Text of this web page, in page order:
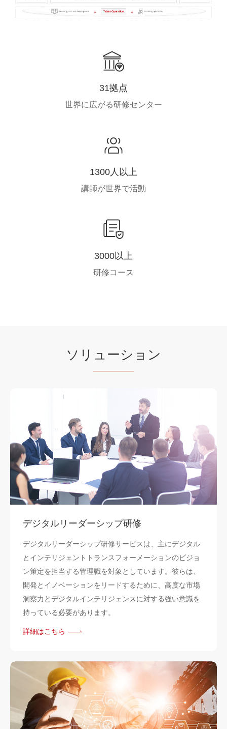
31拠点
世界に広がる研修センター
1300人以上
講師が世界で活動
3000以上
研修コース
ソリ ューシ ョン
デジタルリーダーシップ研修
デジタルリーダーシップ研修サービスは、主にデジタル
とインテリジェントトランスフォーメーションのビジョ
ン策定を担当する管理職を対象としています。彼らは、
開発とイノベーションをリードするために、高度な市場
洞察力とデジタルインテリジェンスに対する強い意識を
持っている必要があります。
詳細はこちら